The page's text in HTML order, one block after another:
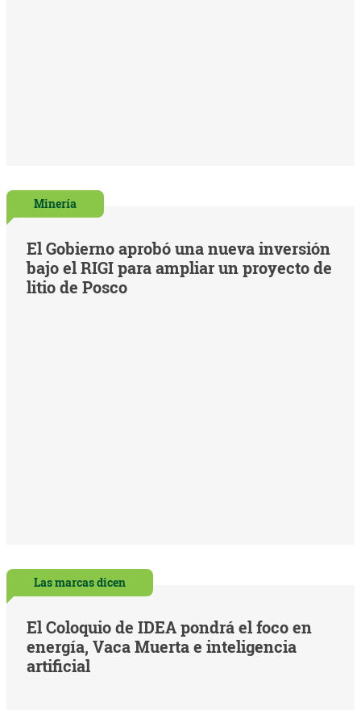
Minería
El Gobierno aprobó una nueva inversión
bajo el RIGI para ampliar un proyecto de
litio de Posco
Las marcas dicen
El Coloquio de IDEA pondrá el foco en
energía, Vaca Muerta e inteligencia
artificial